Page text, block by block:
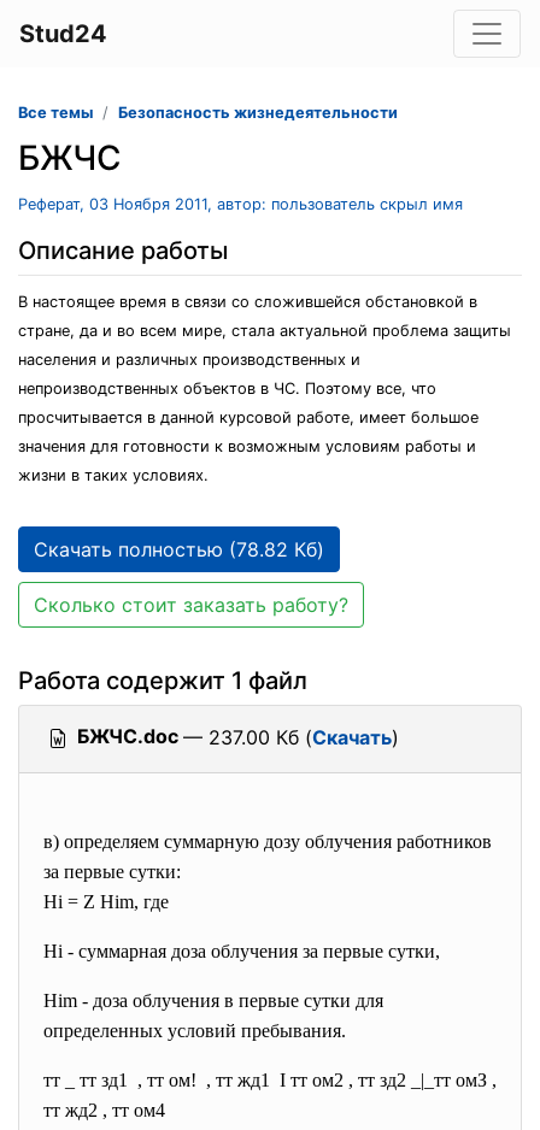
Stud24
Все темы Безопасность жизнедеятельности
БЖЧС
Реферат, 03 Ноября 2011, автор: пользователь скрыл имя
Описание работы
В настоящее время в связи со сложившейся обстановкой в
стране, да и во всем мире, стала актуальной проблема защиты
населения и различных производственных и
непроизводственных объектов в ЧС. Поэтому все, что
просчитывается в данной курсовой работе, имеет большое
значения для готовности к возможным условиям работы и
жизни в таких условиях.
Скачать полностью (78.82 Кб)
Сколько стоит заказать работу?
Работа содержит 1 файл
БЖЧС.doc — 237.00 Кб (Скачать)
в) определяем суммарную дозу облучения работников
за первые сутки:
Hi = Z Him, где
Hi - суммарная доза облучения за первые сутки,
Him - доза облучения в первые сутки для
определенных условий пребывания.
тт _ тт зд1 , тт ом! , тт жд1 I тт ом2 , тт зд2 _|_тт омЗ ,
тт жд2 , тт ом4